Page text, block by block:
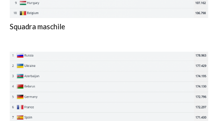
Squadra maschile